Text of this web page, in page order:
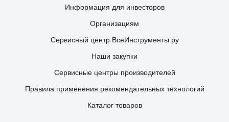
Информация для инвесторов
Организациям
Сервисный центр ВсеИнструменты.ру
Наши закупки
Сервисные центры производителей
Правила применения рекомендательных технологий
Каталог товаров